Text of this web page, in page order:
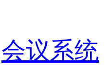
会议系统